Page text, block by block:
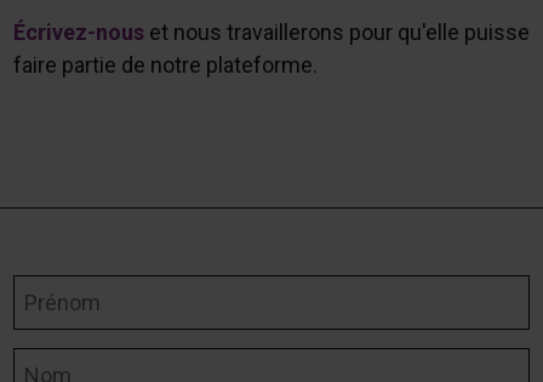
Écrivez-nouset nous travaillerons pour qu'elle puisse
faire partie de notre plateforme.